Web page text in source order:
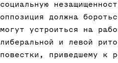
социальную
оппозиция должна
могут устроиться на
либеральной и левой
повестки, приведшему к